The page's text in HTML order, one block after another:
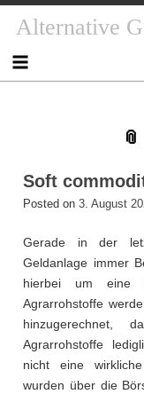
Alternative
Soft
Posted on 3. August
Gerade in der
Geldanlage immer
hierbei um eine
Agrarrohstoffe
Agrarrohstoffe
nicht eine
wurden über die